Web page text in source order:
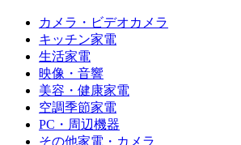
カメラ・ビデオカメラ
キッチン家電
生活家電
映像・音響
美容・健康家電
空調季節家電
PC・周辺機器
その他家電・カメラ